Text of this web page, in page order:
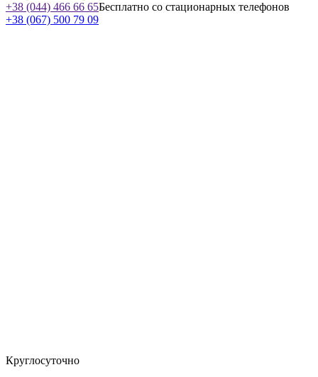
+38 (044) 466 66 65Бесплатно со стационарных телефонов
+38 (067) 500 79 09
Круглосуточно